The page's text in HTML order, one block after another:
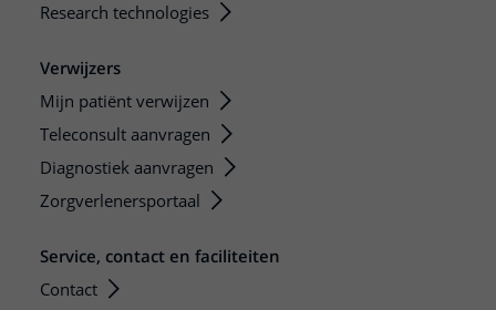
Research technologies
Verwijzers
Mijn patiënt verwijzen
Teleconsult aanvragen
Diagnostiek aanvragen
Zorgverlenersportaal
Service, contact en faciliteiten
Contact